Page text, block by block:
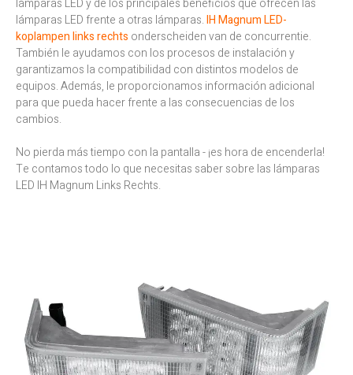
lámparas LED y de los principales beneficios que ofrecen las
lámparas LED frente a otras lámparas.IH Magnum LED-
koplampen links rechts onderscheiden van de concurrentie.
También le ayudamos con los procesos de instalación y
garantizamos la compatibilidad con distintos modelos de
equipos. Además, le proporcionamos información adicional
para que pueda hacer frente a las consecuencias de los
cambios.
No pierda más tiempo con la pantalla - ¡es hora de encenderla!
Te contamos todo lo que necesitas saber sobre las lámparas
LED IH Magnum Links Rechts.